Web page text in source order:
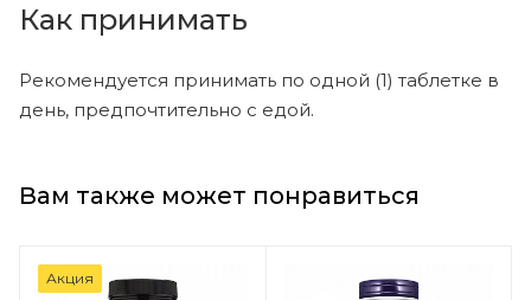
Как принимать
Рекомендуется принимать по одной (1) таблетке в
день, предпочтительно с едой.
Вам также может понравиться
Акция